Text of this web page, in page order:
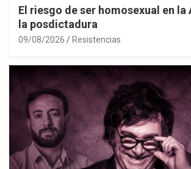
El riesgo de ser homosexual en la
la posdictadura
09/08/2026 Resistencias